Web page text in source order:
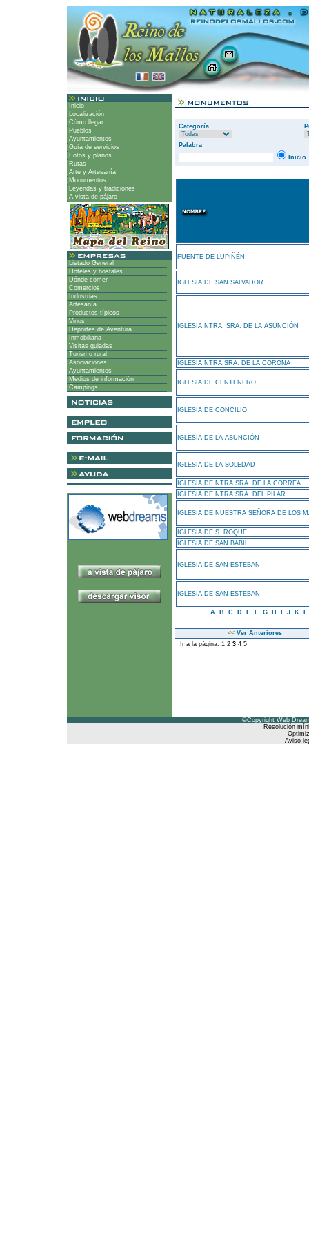
Inicio
Localización
Cómo llegar
Pueblos
Ayuntamientos
Guía de servicios
Fotos y planos
Rutas
Arte y Artesanía
Monumentos
Leyendas y tradiciones
A vista de pájaro
Listado General
Hoteles y hostales
Dónde comer
Comercios
Industrias
Artesanía
Productos típicos
Vinos
Deportes de Aventura
Inmobiliaria
Visitas guiadas
Turismo rural
Asociaciones
Ayuntamientos
Medios de información
Campings
Categoría
Palabra
Inicio
FUENTE DE LUPIÑÉN
IGLESIA DE SAN SALVADOR
IGLESIA NTRA. SRA. DE LA ASUNCIÓN
IGLESIA NTRA.SRA. DE LA CORONA
IGLESIA DE CENTENERO
IGLESIA DE CONCILIO
IGLESIA DE LA ASUNCIÓN
IGLESIA DE LA SOLEDAD
IGLESIA DE NTRA.SRA. DE LA CORREA
IGLESIA DE NTRA.SRA. DEL PILAR
IGLESIA DE NUESTRA SEÑORA DE LOS
IGLESIA DE S. ROQUE
IGLESIA DE SAN BABIL
IGLESIA DE SAN ESTEBAN
IGLESIA DE SAN ESTEBAN
A B C D E F G H J K L
<< Ver Anteriores
Ir a la página: 1 2 3 4 5
©Copyright Web
Resolución
Aviso